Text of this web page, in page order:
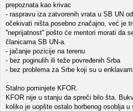
prepoznata kao krivac
- raspravu iza zatvorenih vrata u SB UN
očekivati ništa posebno značajno, već je
''neprijatnost'' pošto će mentori morati da
članicama SB UN-a.
- jačanje pozicije na terenu
- bez poginulih ili teže povređenih Srba
- bez problema za Srbe koji su u
Stalno pominjete KFOR.
KFOR nije u stanju da spreči bilo šta.
koliko je uopšte ostalo borbenog osoblja u